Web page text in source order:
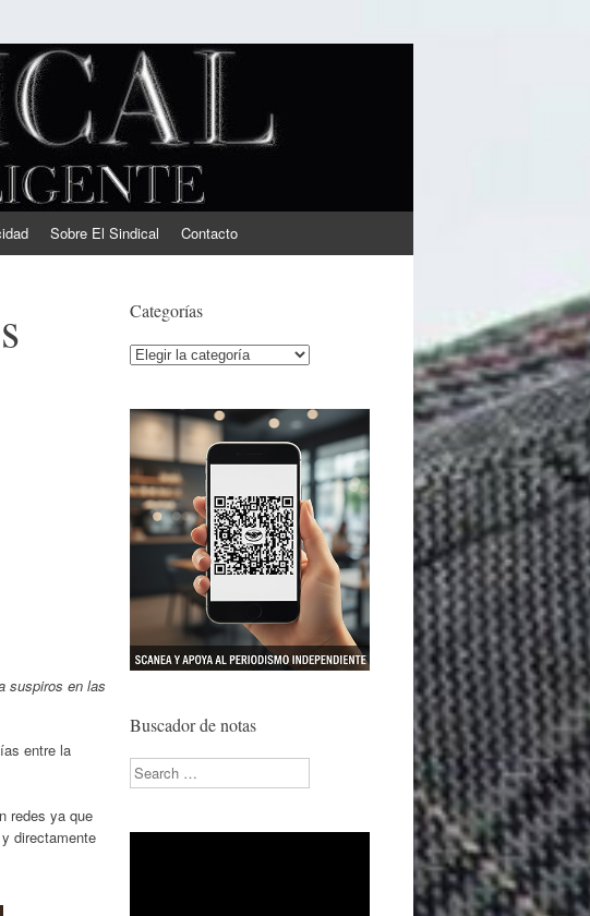
Sobre El Sindical Contacto
suspiros en las
entre la
redes ya que
directamente
Categorías
Categorías
Buscador de notas
Search